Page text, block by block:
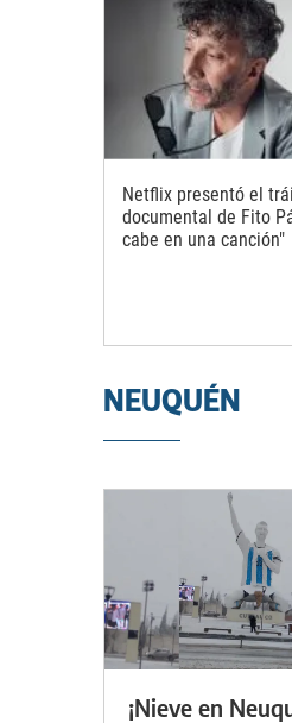
Netflix presentó el
documental de Fito
cabe en una canción"
NEUQUÉN
¡Nieve en